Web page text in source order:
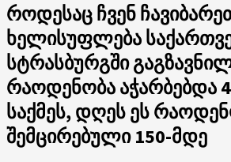
როდესაც ჩვენ
ხელისუფლება
სტრასბურგში
რაოდენობა აჭარბებდა
საქმეს, დღეს ეს
შემცირებული 150-მდე